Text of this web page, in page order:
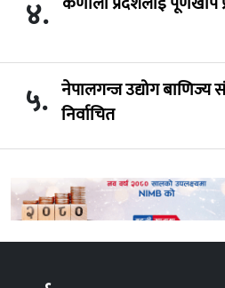
४.
५. नेपालगन्ज उद्योग बाणिज्य
निर्वाचित